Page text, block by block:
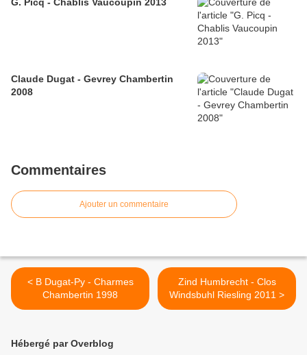
Claude Dugat - Gevrey Chambertin
2008
Commentaires
Ajouter un commentaire
< B Dugat-Py - Charmes
Chambertin 1998
Zind Humbrecht - Clos
Windsbuhl Riesling 2011 >
Hébergé par Overblog